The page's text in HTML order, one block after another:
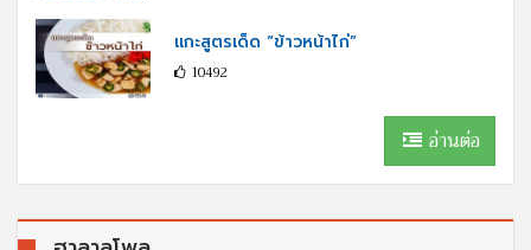
แกะสูตรเด็ด “ข้าวหน้าไก่”
10492
อ่านต่อ